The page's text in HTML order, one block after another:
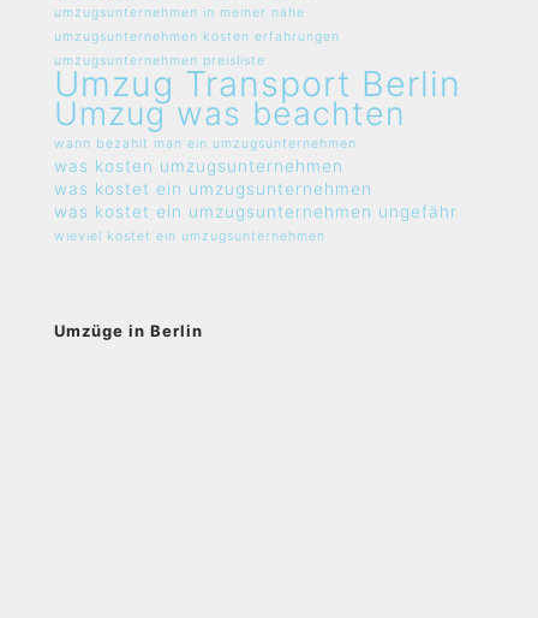
umzugsunternehmen in meiner nähe
umzugsunternehmen kosten erfahrungen
umzugsunternehmen preisliste
Umzug Transport Berlin
Umzug was beachten
wann bezahlt man ein umzugsunternehmen
was kosten umzugsunternehmen
was kostet ein umzugsunternehmen
was kostet ein umzugsunternehmen ungefähr
wieviel kostet ein umzugsunternehmen
Umzüge in Berlin